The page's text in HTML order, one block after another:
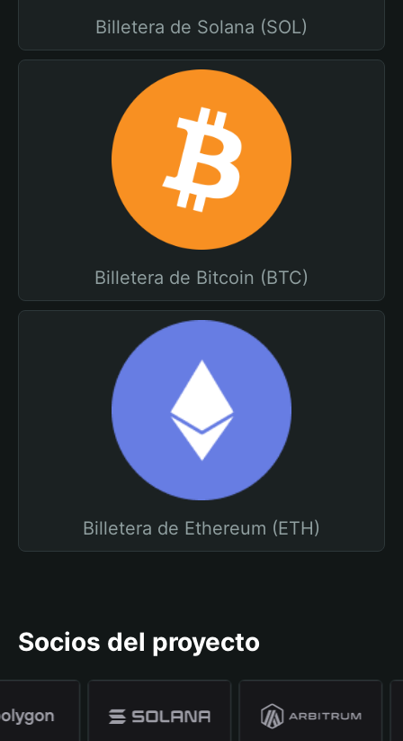
Billetera de Solana (SOL)
Billetera de Bitcoin (BTC)
Billetera de Ethereum (ETH)
Socios del proyecto